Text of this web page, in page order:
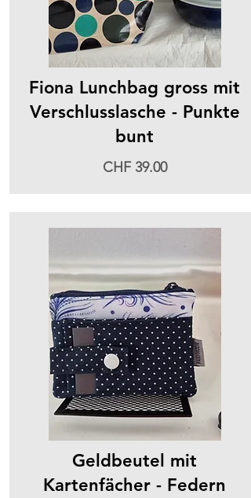
Fiona Lunchbag gross mit
Verschlusslasche - Punkte
bunt
CHF 39.00
Geldbeutel mit
Kartenfächer - Federn